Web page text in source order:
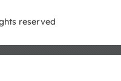
reserved